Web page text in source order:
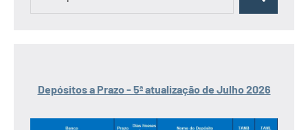
Pesquisar
Depósitos a Prazo - 5ª atualização de Julho 2026